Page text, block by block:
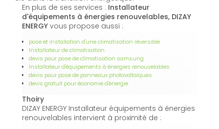
En plus de ses services : Installateur
d'équipements à énergies renouvelables, DIZAY
ENERGY vous propose aussi :
pose et installation d'une climatisation réversible
Installateur de climatisation
devis pour pose de climatisation samsung
Installateur d'équipements à énergies renouvelables
devis pour pose de panneaux photovoltaïques
devis gratuit pour économie d'énergie
Thoiry
DIZAY ENERGY Installateur équipements à énergies
renouvelables intervient à proximité de :